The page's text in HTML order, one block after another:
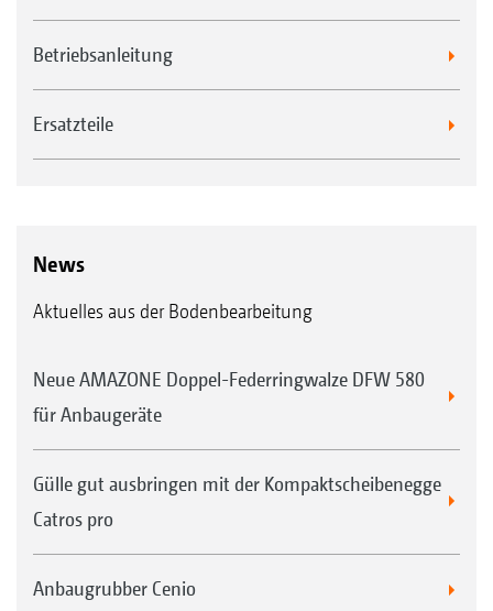
Betriebsanleitung
Ersatzteile
News
Aktuelles aus der Bodenbearbeitung
Neue AMAZONE Doppel-Federringwalze DFW 580
für Anbaugeräte
Gülle gut ausbringen mit der Kompaktscheibenegge
Catros pro
Anbaugrubber Cenio